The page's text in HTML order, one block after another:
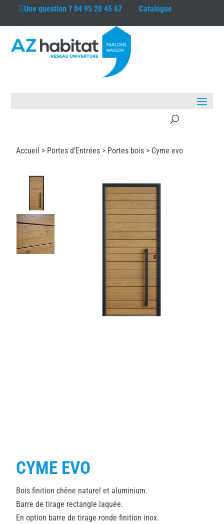
Une question ?04 95 20 45 67 Catalogue
Accueil > Portes d'Entrées > Portes bois > Cyme evo
CYME EVO
Bois finition chêne naturel et aluminium.
Barre de tirage rectangle laquée.
En option barre de tirage ronde finition inox.